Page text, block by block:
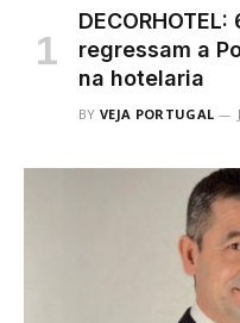
regressam a
na hotelaria
BY VEJA PORTUGAL